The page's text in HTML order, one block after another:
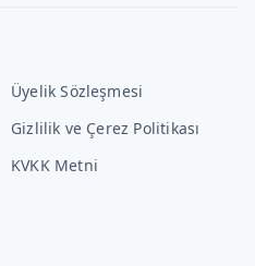
Üyelik Sözleşmesi
Gizlilik ve Çerez Politikası
KVKK Metni